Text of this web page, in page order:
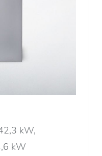
kW,
kW